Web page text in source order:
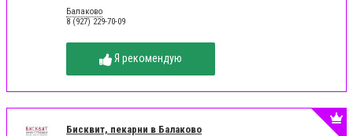
Балаково
8 (927) 229-70-09
Я рекомендую
Бисквит, пекарни в Балаково